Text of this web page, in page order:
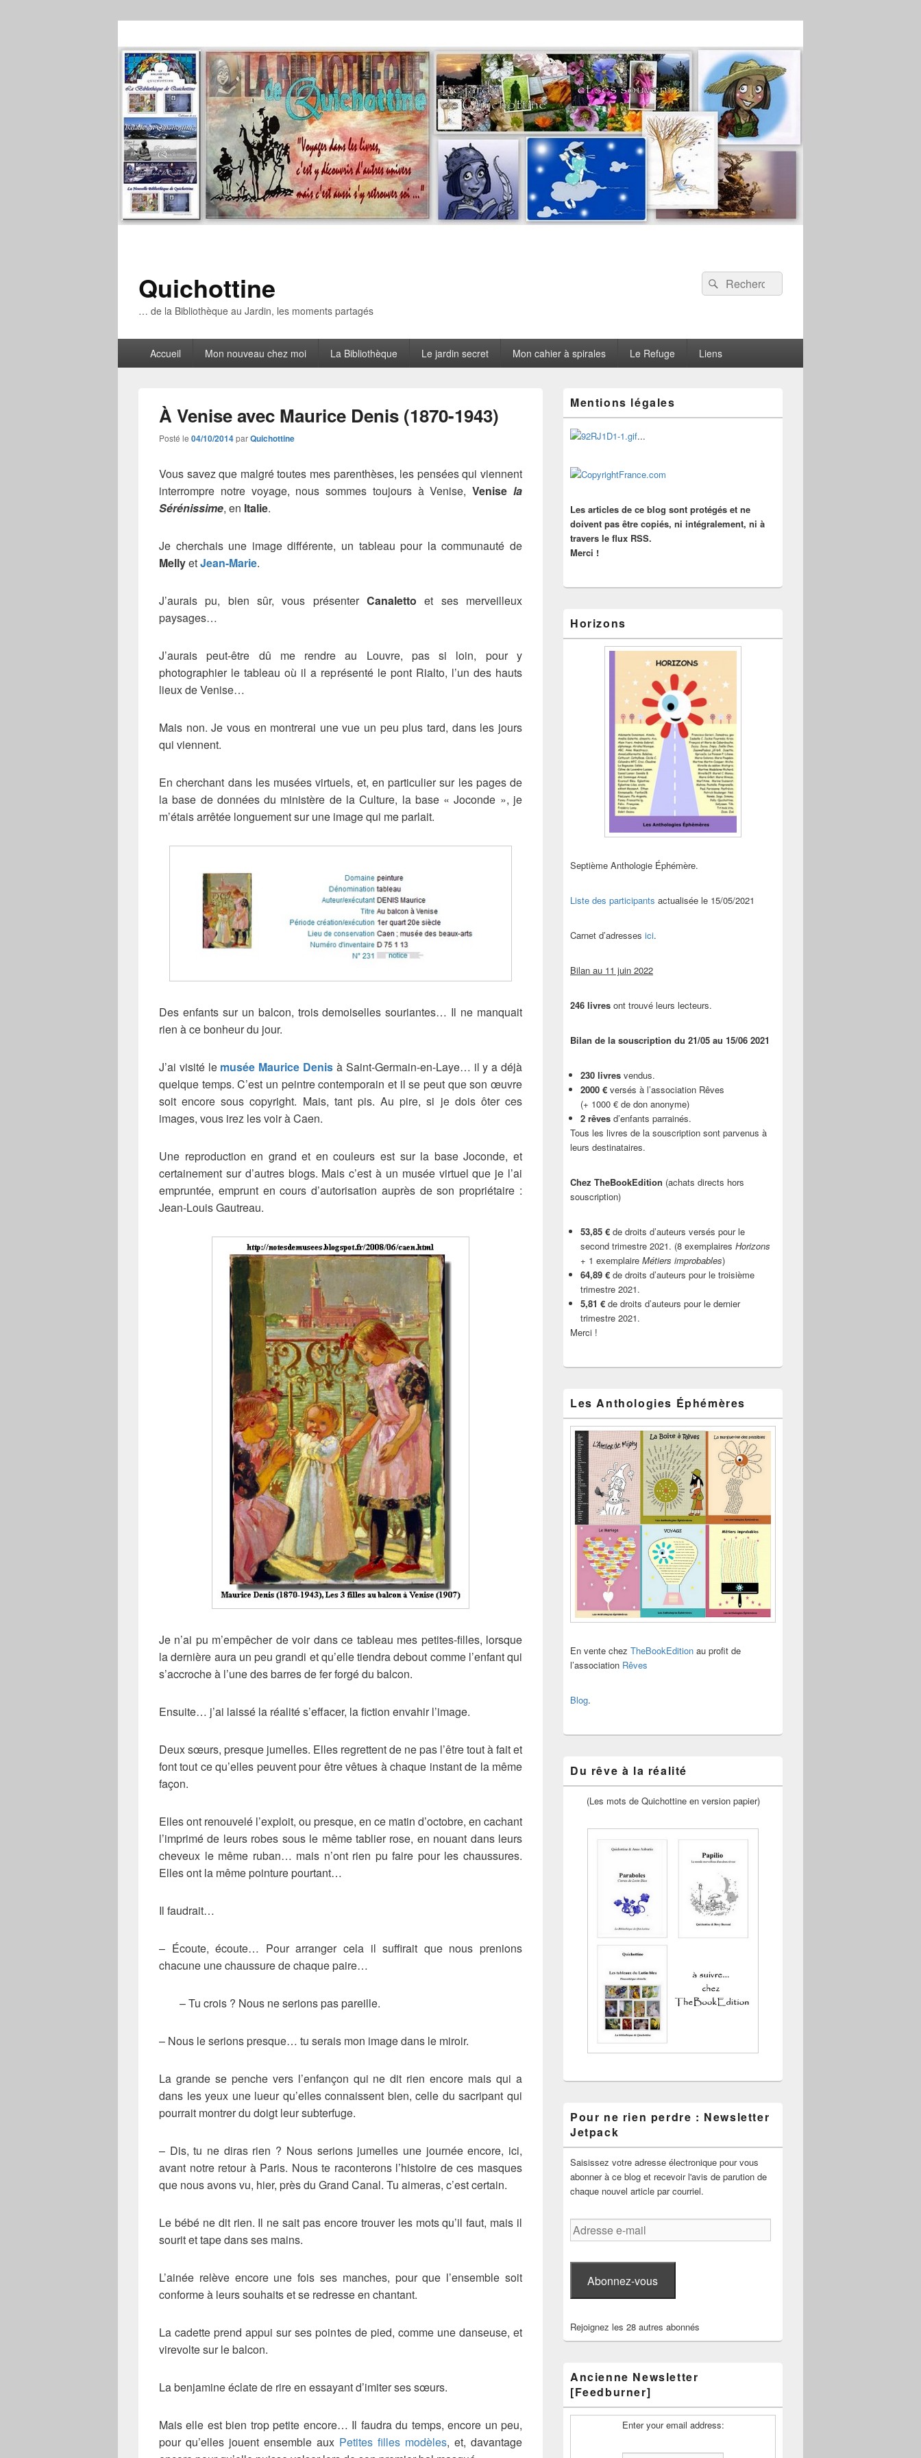
Quichottine
… de la Bibliothèque au Jardin, les moments partagés
Recherche :
Rechercher
principalAccueil Mon nouveau chez moi La Bibliothèque Le jardin secret Mon cahier à spirales Le Refuge Liens
À Venise avec Maurice Denis (1870-1943)
Posté le 04/10/2014parQuichottine
Vous savez que malgré toutes mes parenthèses, les pensées qui viennent
interrompre notre voyage, nous sommes toujours à Venise,Venisela
Sérénissime, en Italie.
Je cherchais une image différente, un tableau pour la communauté de
MellyetJean-Marie.
J’aurais pu, bien sûr, vous présenter Canaletto et ses merveilleux
paysages…
J’aurais peut-être dû me rendre au Louvre, pas si loin, pour y
photographier le tableau où il a représenté le pont Rialto, l’un des hauts
lieux de Venise…
Mais non. Je vous en montrerai une vue un peu plus tard, dans les jours
qui viennent.
En cherchant dans les musées virtuels, et, en particulier sur les pages de
la base de données du ministère de la Culture, la base « Joconde », je
m’étais arrêtée longuement sur une image qui me parlait.
Des enfants sur un balcon, trois demoiselles souriantes… Il ne manquait
rien à ce bonheur du jour.
J’ai visité le musée Maurice Denis à Saint-Germain-en-Laye… il y a déjà
quelque temps. C’est un peintre contemporain et il se peut que son œuvre
soit encore sous copyright. Mais, tant pis. Au pire, si je dois ôter ces
images, vous irez les voir à Caen.
Une reproduction en grand et en couleurs est sur la base Joconde, et
certainement sur d’autres blogs. Mais c’est à un musée virtuel que je l’ai
empruntée, emprunt en cours d’autorisation auprès de son propriétaire :
Jean-Louis Gautreau.
Je n’ai pu m’empêcher de voir dans ce tableau mes petites-filles, lorsque
la dernière aura un peu grandi et qu’elle tiendra debout comme l’enfant qui
s’accroche à l’une des barres de fer forgé du balcon.
Ensuite… j’ai laissé la réalité s’effacer, la fiction envahir l’image.
Deux sœurs, presque jumelles. Elles regrettent de ne pas l’être tout à fait et
font tout ce qu’elles peuvent pour être vêtues à chaque instant de la même
façon.
Elles ont renouvelé l’exploit, ou presque, en ce matin d’octobre, en cachant
l’imprimé de leurs robes sous le même tablier rose, en nouant dans leurs
cheveux le même ruban… mais n’ont rien pu faire pour les chaussures.
Elles ont la même pointure pourtant…
Il faudrait…
– Écoute, écoute… Pour arranger cela il suffirait que nous prenions
chacune une chaussure de chaque paire…
– Tu crois ? Nous ne serions pas pareille.
– Nous le serions presque… tu serais mon image dans le miroir.
La grande se penche vers l’enfançon qui ne dit rien encore mais qui a
dans les yeux une lueur qu’elles connaissent bien, celle du sacripant qui
pourrait montrer du doigt leur subterfuge.
– Dis, tu ne diras rien ? Nous serions jumelles une journée encore, ici,
avant notre retour à Paris. Nous te raconterons l’histoire de ces masques
que nous avons vu, hier, près du Grand Canal. Tu aimeras, c’est certain.
Le bébé ne dit rien. Il ne sait pas encore trouver les mots qu’il faut, mais il
sourit et tape dans ses mains.
L’ainée relève encore une fois ses manches, pour que l’ensemble soit
conforme à leurs souhaits et se redresse en chantant.
La cadette prend appui sur ses pointes de pied, comme une danseuse, et
virevolte sur le balcon.
La benjamine éclate de rire en essayant d’imiter ses sœurs.
Mais elle est bien trop petite encore… Il faudra du temps, encore un peu,
pour qu’elles jouent ensemble aux Petites filles modèles, et, davantage
principale
de
widget
pour
barre
latérale
Mentions légales
...
Les articles de ce blog sont protégés et ne
doivent pas être copiés, ni intégralement, ni à
travers le flux RSS.
Merci !
Horizons
Septième Anthologie Éphémère.
Liste des participants actualisée le 15/05/2021
Carnet d’adresses ici.
Bilan au 11 juin 2022
246 livres ont trouvé leurs lecteurs.
Bilan de la souscription du 21/05 au 15/06 2021
230 livres vendus.
2000 € versés à l’association Rêves
(+ 1000 € de don anonyme)
2 rêves d’enfants parrainés.
Tous les livres de la souscription sont parvenus à
leurs destinataires.
Chez TheBookEdition (achats directs hors
souscription)
53,85 € de droits d’auteurs versés pour le
second trimestre 2021. (8 exemplaires Horizons
+ 1 exemplaire Métiers improbables)
64,89 € de droits d’auteurs pour le troisième
trimestre 2021.
5,81 € de droits d’auteurs pour le dernier
trimestre 2021.
Merci !
Les Anthologies Éphémères
En vente chez TheBookEdition au profit de
l’association Rêves
Blog.
Du rêve à la réalité
(Les mots de Quichottine en version papier)
Pour ne rien perdre : Newsletter
Jetpack
Saisissez votre adresse électronique pour vous
abonner à ce blog et recevoir l'avis de parution de
chaque nouvel article par courriel.
Adresse
e-
Abonnez-vous
Rejoignez les 28 autres abonnés
Ancienne Newsletter
[Feedburner]
Enter your email address: